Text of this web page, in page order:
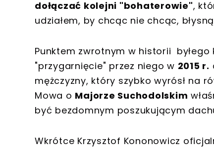
dołączać kolejni "bohaterowie",
udziałem, by chcąc nie chcąc,
Punktem zwrotnym w historii
"przygarnięcie" przez niego w 2015 r.
mężczyzny, który szybko wyrósł na
Mowa o Majorze Suchodolskim
być bezdomnym poszukującym
Wkrótce Krzysztof Kononowicz